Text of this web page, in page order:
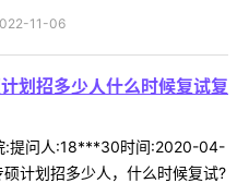
11-06
划招多少人什么时候复试复
:提问人:18***30时间:2020-04-
计划招多少人，什么时候复试?